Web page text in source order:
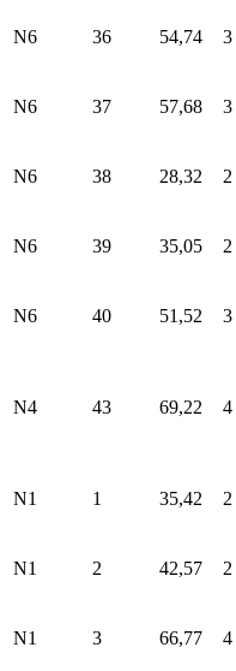
N6 36 54,74 3
N6 37 57,68 3
N6 38 28,32 2
N6 39 35,05 2
N6 40 51,52 3
N4 43 69,22 4
N1 1 35,42 2
N1 2 42,57 2
N1 3 66,77 4